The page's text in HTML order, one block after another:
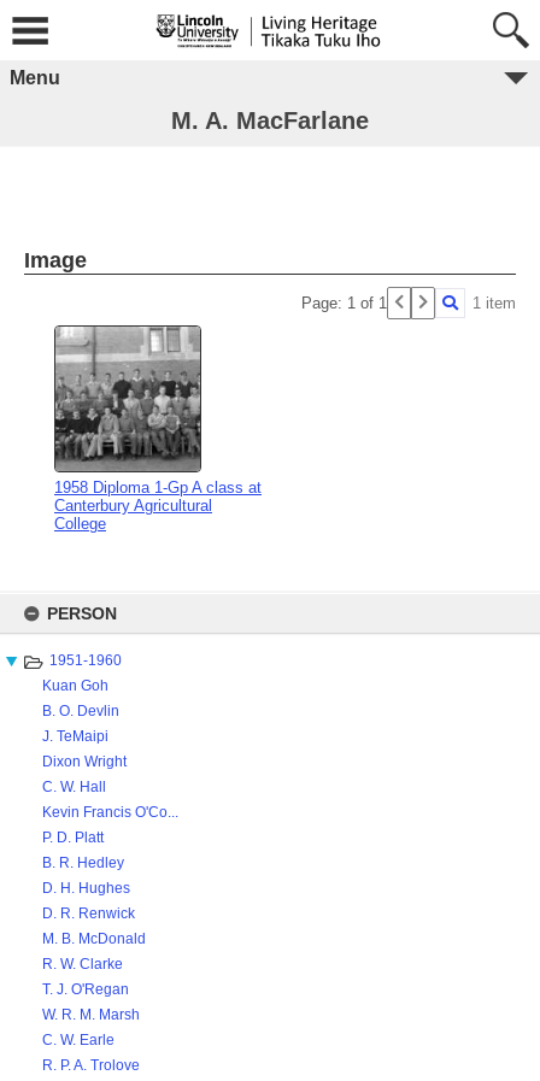
content
PERSON
1951-1960
Kuan Goh
B. O. Devlin
J. TeMaipi
Dixon Wright
C. W. Hall
Kevin Francis O'Co...
P. D. Platt
B. R. Hedley
D. H. Hughes
D. R. Renwick
M. B. McDonald
R. W. Clarke
T. J. O'Regan
W. R. M. Marsh
C. W. Earle
R. P. A. Trolove
Menu
M. A. MacFarlane
Image
Page: 1 of 1 1 item
1958 Diploma 1-Gp A class at
Canterbury Agricultural
College